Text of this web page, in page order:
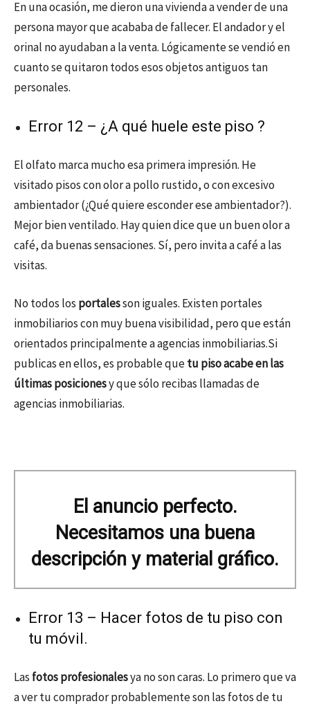
En una ocasión, me dieron una vivienda a vender de una
persona mayor que acababa de fallecer. El andador y el
orinal no ayudaban a la venta. Lógicamente se vendió en
cuanto se quitaron todos esos objetos antiguos tan
personales.
Error 12 – ¿A qué huele este piso ?
El olfato marca mucho esa primera impresión. He
visitado pisos con olor a pollo rustido, o con excesivo
ambientador (¿Qué quiere esconder ese ambientador?).
Mejor bien ventilado. Hay quien dice que un buen olor a
café, da buenas sensaciones. Sí, pero invita a café a las
visitas.
No todos los portalesson iguales. Existen portales
inmobiliarios con muy buena visibilidad, pero que están
orientados principalmente a agencias inmobiliarias.Si
publicas en ellos, es probable quetu piso acabe en las
últimas posicionesy que sólo recibas llamadas de
agencias inmobiliarias.
El anuncio perfecto.
Necesitamos una buena
descripción y material gráfico.
Error 13 – Hacer fotos de tu piso con
tu móvil.
Las fotos profesionalesya no son caras. Lo primero que va
a ver tu comprador probablemente son las fotos de tu